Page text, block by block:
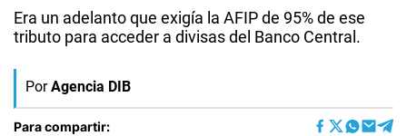
Era un adelanto que exigía la AFIP de 95% de ese
tributo para acceder a divisas del Banco Central.
Por Agencia DIB
Para compartir: